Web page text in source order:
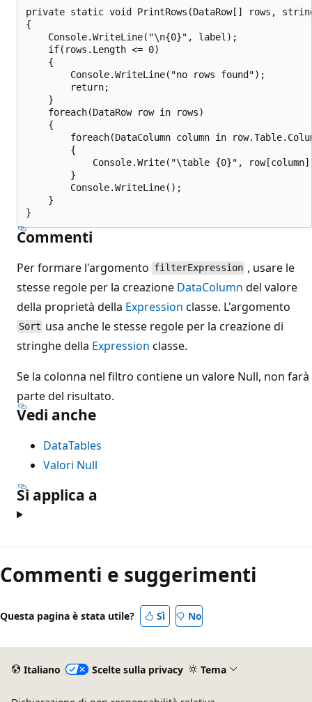
private static void PrintRows(DataRow[] rows,
{
    Console.WriteLine("\n{0}", label);
    if(rows.Length <= 0)
    {
        Console.WriteLine("no rows found");
        return;
    }
    foreach(DataRow row in rows)
    {
foreach(DataColumn column in
        {
Console.Write("\table {0}",
        }
        Console.WriteLine();
    }
Commenti
Per formare l'argomento filterExpression , usare le
stesse regole per la creazione DataColumn del valore
della proprietà della Expression classe. L'argomento
Sort usa anche le stesse regole per la creazione di
stringhe della Expression classe.
Se la colonna nel filtro contiene un valore Null, non farà
parte del risultato.
Vedi anche
DataTables
Valori Null
Si applica a
Commenti e suggerimenti
Questa pagina è stata utile? Sì No
Italiano Scelte sulla privacy Tema